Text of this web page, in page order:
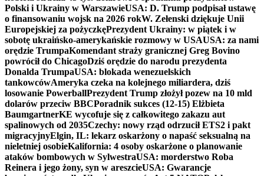
Polski i Ukrainy w WarszawieUSA: D. Trump podpisał ustawę
o finansowaniu wojsk na 2026 rokW. Zełenski dziękuje Unii
Europejskiej za pożyczkęPrezydent Ukrainy: w piątek i w
sobotę ukraińsko-amerykańskie rozmowy w USAUSA: za nami
orędzie TrumpaKomendant straży granicznej Greg Bovino
powrócił do ChicagoDziś orędzie do narodu prezydenta
Donalda TrumpaUSA: blokada wenezuelskich
tankowcówAmeryka czeka na kolejnego miliardera, dziś
losowanie PowerballPrezydent Trump złożył pozew na 10 mld
dolarów przeciw BBCPoradnik sukces (12-15) Elżbieta
BaumgartnerKE wycofuje się z całkowitego zakazu aut
spalinowych od 2035Czechy: nowy rząd odrzucił ETS2 i pakt
migracyjnyElgin, IL: lekarz oskarżony o napaść seksualną na
nieletniej osobieKalifornia: 4 osoby oskarżone o planowanie
ataków bombowych w SylwestraUSA: morderstwo Roba
Reinera i jego żony, syn w areszcieUSA: Gwarancje